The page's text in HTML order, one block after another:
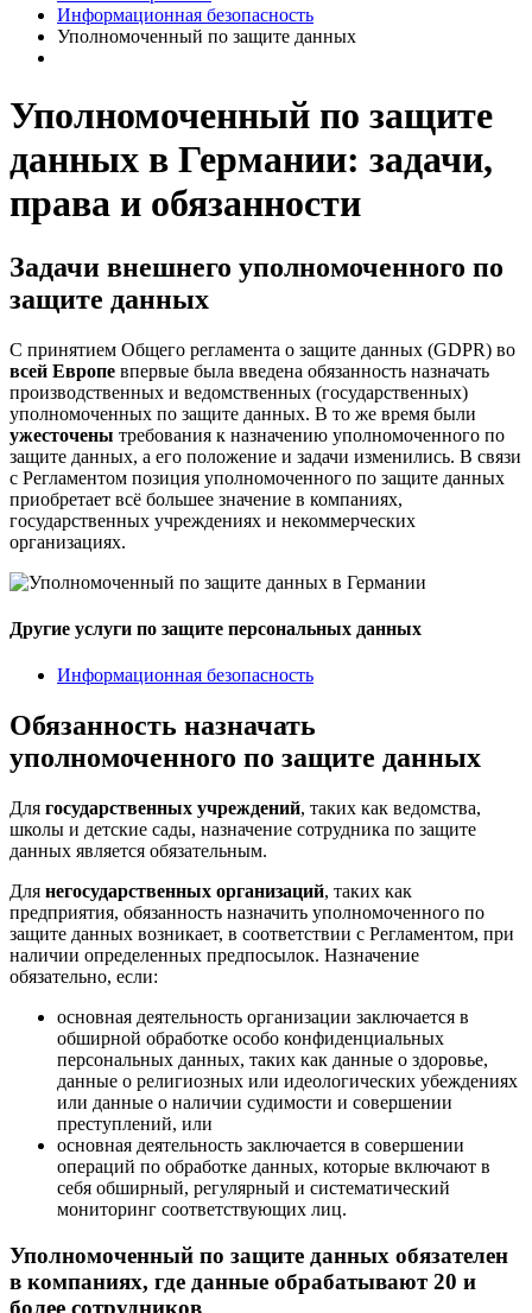
Информационная безопасность
Уполномоченный по защите данных
Уполномоченный по защите
данных в Германии: задачи,
права и обязанности
Задачи внешнего уполномоченного по
защите данных
С принятием Общего регламента о защите данных (GDPR) во
всей Европе впервые была введена обязанность назначать
производственных и ведомственных (государственных)
уполномоченных по защите данных. В то же время были
ужесточены требования к назначению уполномоченного по
защите данных, а его положение и задачи изменились. В связи
с Регламентом позиция уполномоченного по защите данных
приобретает всё большее значение в компаниях,
государственных учреждениях и некоммерческих
организациях.
Другие услуги по защите персональных данных
Информационная безопасность
Обязанность назначать
уполномоченного по защите данных
Для государственных учреждений, таких как ведомства,
школы и детские сады, назначение сотрудника по защите
данных является обязательным.
Для негосударственных организаций, таких как
предприятия, обязанность назначить уполномоченного по
защите данных возникает, в соответствии с Регламентом, при
наличии определенных предпосылок. Назначение
обязательно, если:
основная деятельность организации заключается в
обширной обработке особо конфиденциальных
персональных данных, таких как данные о здоровье,
данные о религиозных или идеологических убеждениях
или данные о наличии судимости и совершении
преступлений, или
основная деятельность заключается в совершении
операций по обработке данных, которые включают в
себя обширный, регулярный и систематический
мониторинг соответствующих лиц.
Уполномоченный по защите данных обязателен
в компаниях, где данные обрабатывают 20 и
более сотрудников